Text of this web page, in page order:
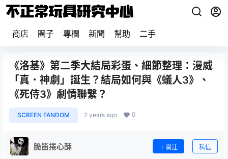
商店 圈子 專欄 新聞 幫助 二手
《洛基》第二季大結局彩蛋、細節整理：漫威
「真．神劇」誕生？結局如何與《蟻人3》、
《死侍3》劇情聯繫？
SCREEN FANDOM 2 years ago 0
脆笛捲心酥 關注 私信